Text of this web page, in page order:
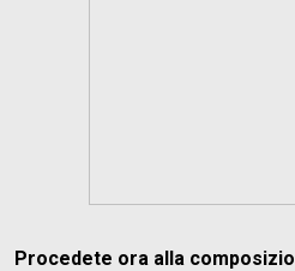
Procedete ora alla